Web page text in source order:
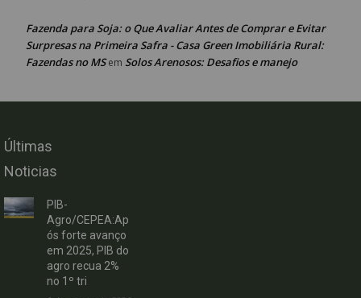
Fazenda para Soja: o Que Avaliar Antes de Comprar e Evitar
Surpresas na Primeira Safra - Casa Green Imobiliária Rural:
Fazendas no MSem Solos Arenosos: Desafios e manejo
Últimas
Noticias
PIB-
Agro/CEPEA:Ap
ós forte avanço
em 2025, PIB do
agro recua 2%
no 1º tri